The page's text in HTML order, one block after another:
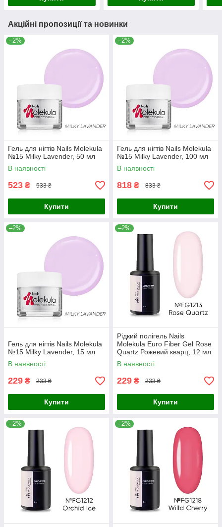
Акційні пропозиції та новинки
–2%
Гель для нігтів Nails Molekula
№15 Milky Lavender, 50 мл
В наявності
523 ₴ 533 ₴
Купити
–2%
Гель для нігтів Nails Molekula
№15 Milky Lavender, 100 мл
В наявності
818 ₴ 833 ₴
Купити
–2%
Гель для нігтів Nails Molekula
№15 Milky Lavender, 15 мл
В наявності
229 ₴ 233 ₴
Купити
–2%
Рідкий полігель Nails
Molekula Euro Fiber Gel Rose
Quartz Рожевий кварц, 12 мл
В наявності
229 ₴ 233 ₴
Купити
–2% –2%